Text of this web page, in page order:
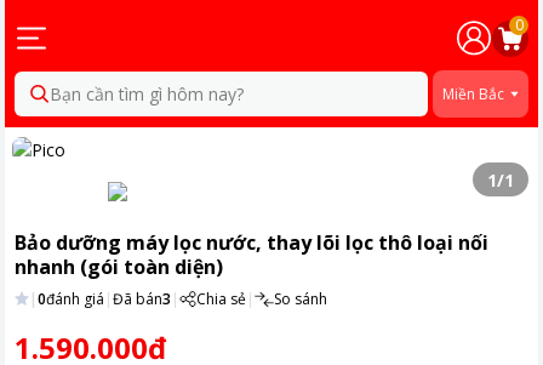
0
Bạn cần tìm gì hôm nay? Miền Bắc
1/1
Bảo dưỡng máy lọc nước, thay lõi lọc thô loại nối
nhanh (gói toàn diện)
|0đánh giá |Đã bán3 | Chia sẻ| So sánh
1.590.000đ